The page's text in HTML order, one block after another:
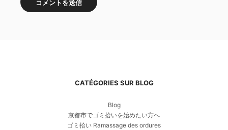
CATÉGORIES SUR BLOG
Blog
京都市でゴミ拾いを始めたい方へ
ゴミ拾い Ramassage des ordures